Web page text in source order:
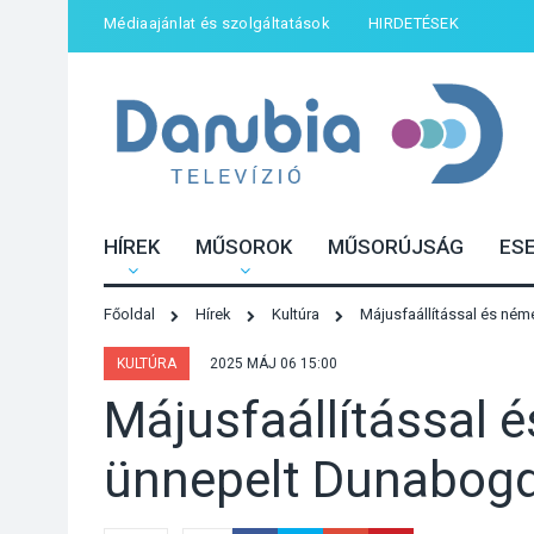
Médiaajánlat és szolgáltatások HIRDETÉSEK
HÍREK MŰSOROK MŰSORÚJSÁG
Főoldal Hírek Kultúra Májusfaállítással és
KULTÚRA 2025 MÁJ 06 15:00
Májusfaállítással
ünnepelt